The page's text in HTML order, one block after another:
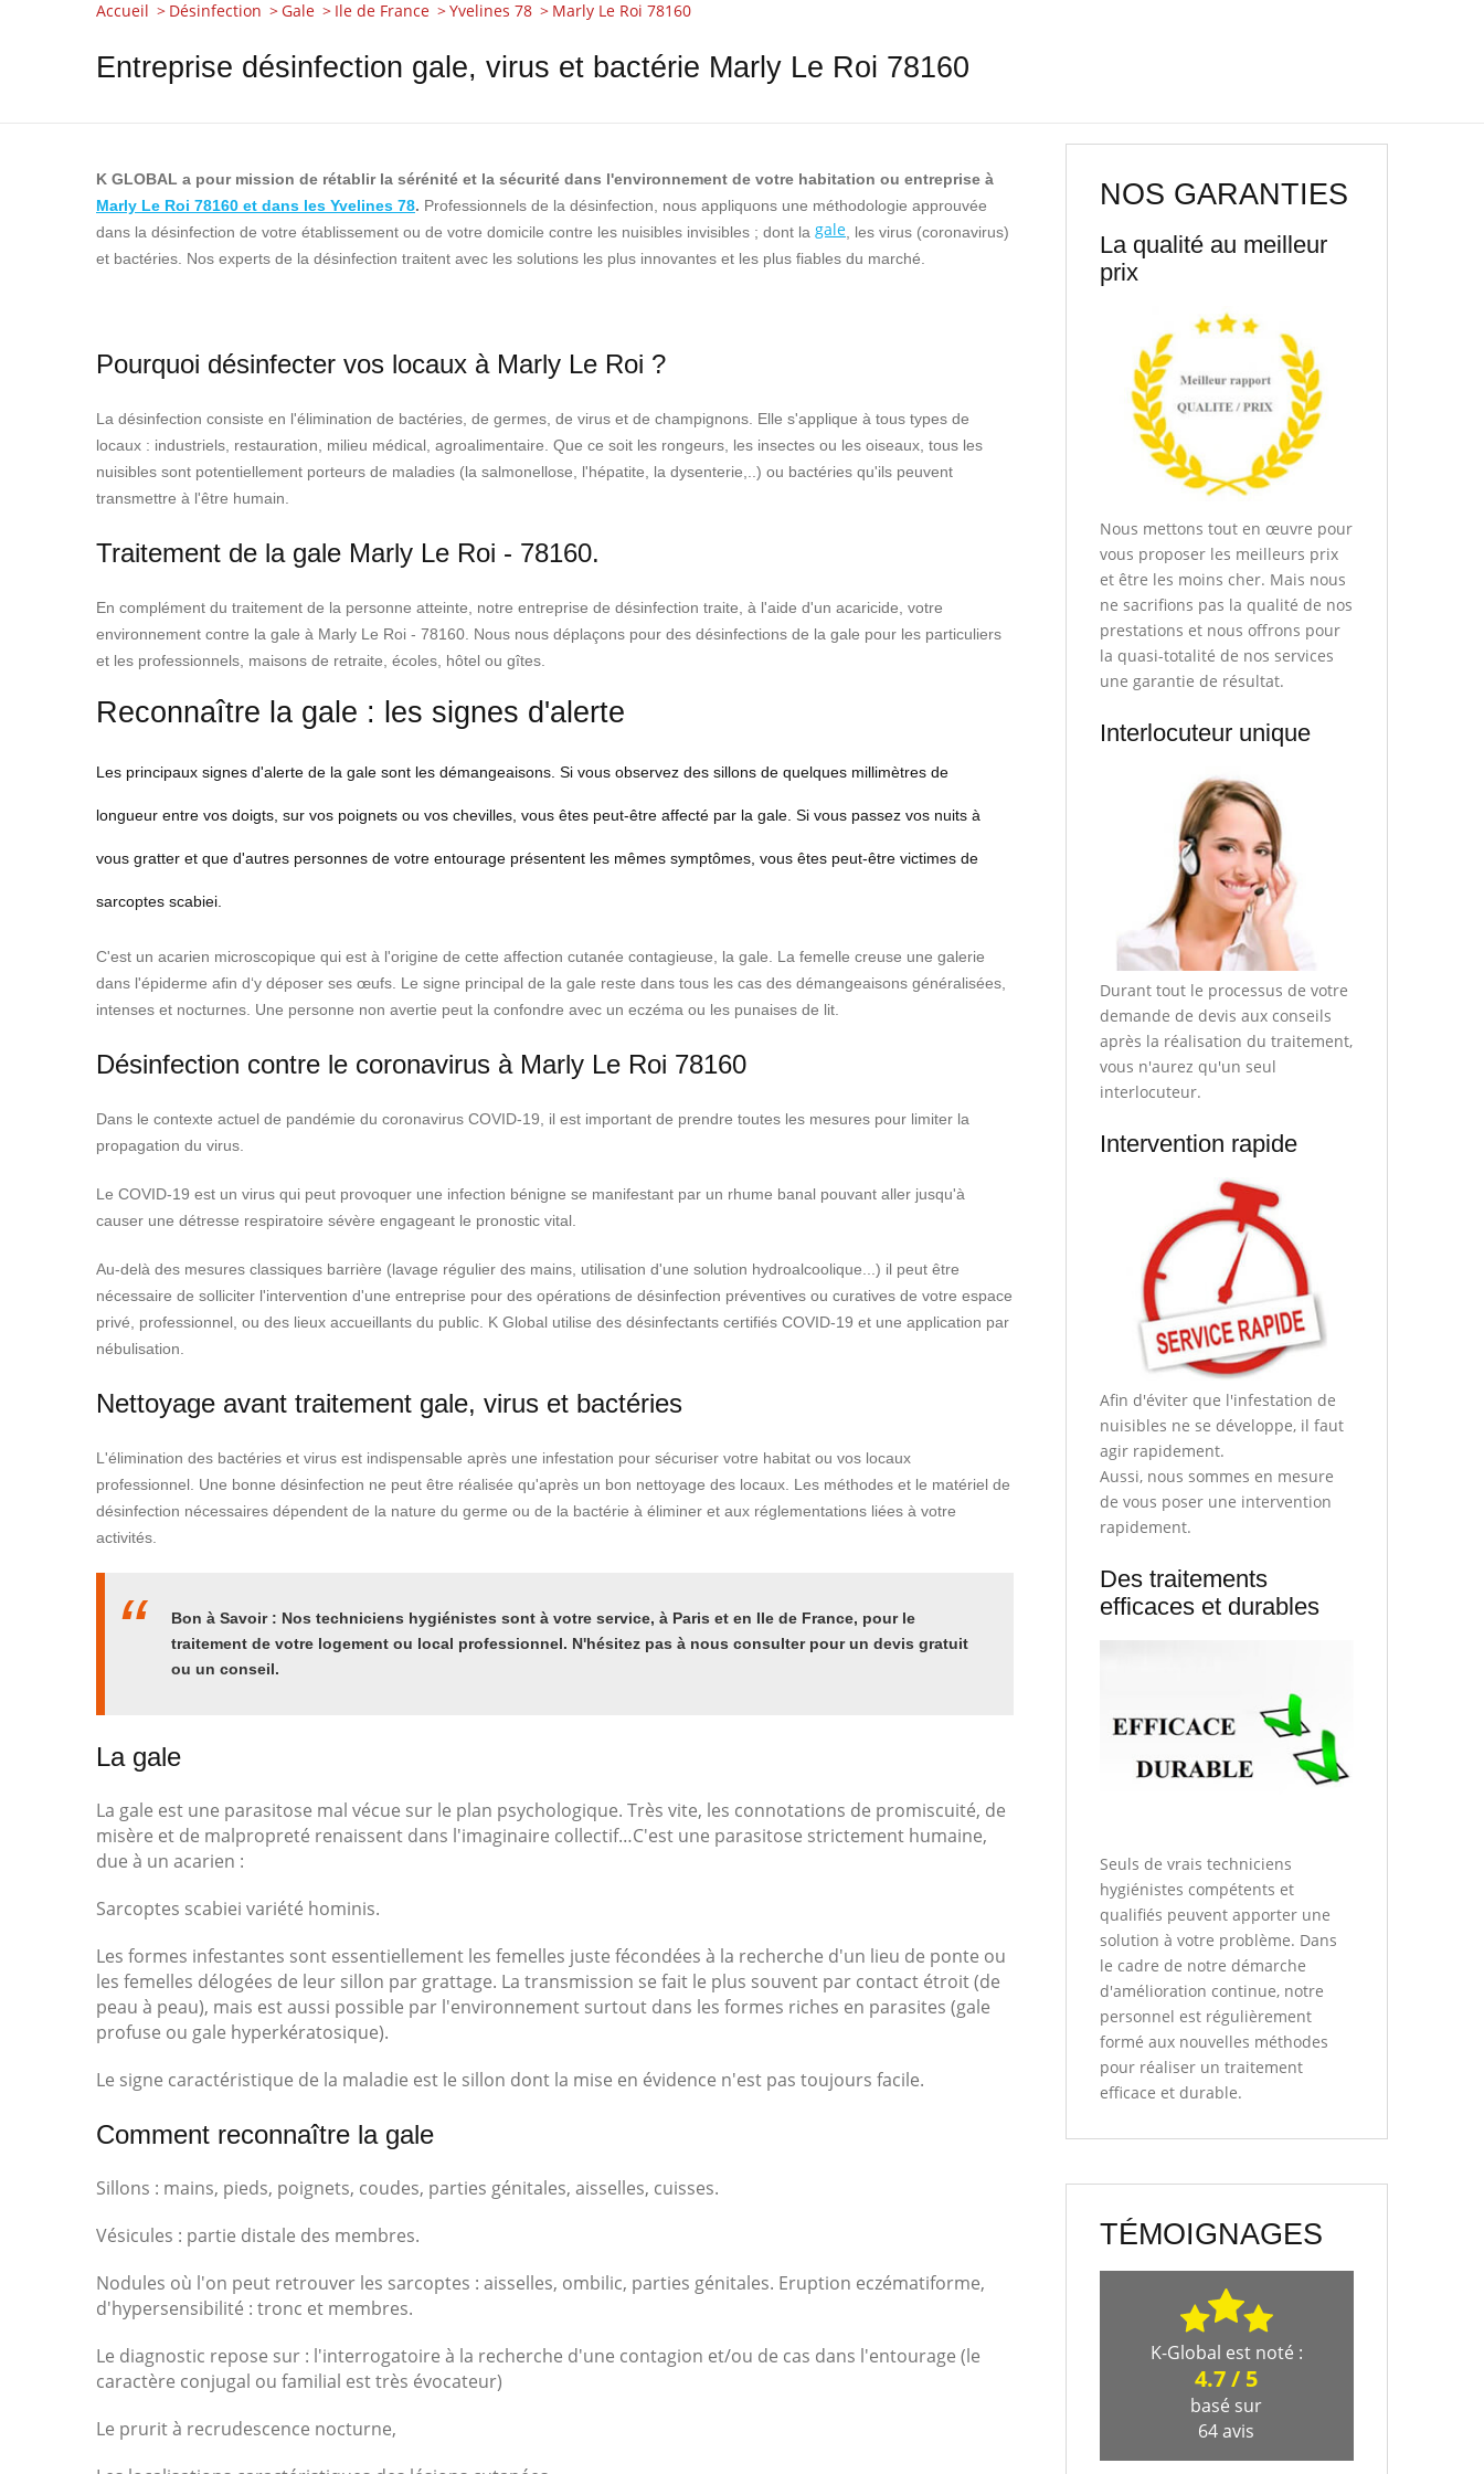
Accueil Désinfection Gale Ile de France Yvelines 78 Marly Le Roi 78160
Entreprise désinfection gale, virus et bactérie Marly Le Roi 78160
K GLOBAL a pour mission de rétablir la sérénité et la sécurité dans l'environnement de votre habitation ou entreprise à
Marly Le Roi 78160 et dans les Yvelines 78. Professionnels de la désinfection, nous appliquons une méthodologie approuvée
dans la désinfection de votre établissement ou de votre domicile contre les nuisibles invisibles ; dont la gale , les virus (coronavirus)
et bactéries. Nos experts de la désinfection traitent avec les solutions les plus innovantes et les plus fiables du marché.
Pourquoi désinfecter vos locaux à Marly Le Roi ?
La désinfection consiste en l'élimination de bactéries, de germes, de virus et de champignons. Elle s'applique à tous types de
locaux : industriels, restauration, milieu médical, agroalimentaire. Que ce soit les rongeurs, les insectes ou les oiseaux, tous les
nuisibles sont potentiellement porteurs de maladies (la salmonellose, l'hépatite, la dysenterie,..) ou bactéries qu'ils peuvent
transmettre à l'être humain.
Traitement de la gale Marly Le Roi - 78160.
En complément du traitement de la personne atteinte, notre entreprise de désinfection traite, à l'aide d'un acaricide, votre
environnement contre la gale à Marly Le Roi - 78160. Nous nous déplaçons pour des désinfections de la gale pour les particuliers
et les professionnels, maisons de retraite, écoles, hôtel ou gîtes.
Reconnaître la gale : les signes d'alerte
Les principaux signes d'alerte de la gale sont les démangeaisons. Si vous observez des sillons de quelques millimètres de
longueur entre vos doigts, sur vos poignets ou vos chevilles, vous êtes peut-être affecté par la gale. Si vous passez vos nuits à
vous gratter et que d'autres personnes de votre entourage présentent les mêmes symptômes, vous êtes peut-être victimes de
sarcoptes scabiei.
C'est un acarien microscopique qui est à l'origine de cette affection cutanée contagieuse, la gale. La femelle creuse une galerie
dans l'épiderme afin d‘y déposer ses œufs. Le signe principal de la gale reste dans tous les cas des démangeaisons généralisées,
intenses et nocturnes. Une personne non avertie peut la confondre avec un eczéma ou les punaises de lit.
Désinfection contre le coronavirus à Marly Le Roi 78160
Dans le contexte actuel de pandémie du coronavirus COVID-19, il est important de prendre toutes les mesures pour limiter la
propagation du virus.
Le COVID-19 est un virus qui peut provoquer une infection bénigne se manifestant par un rhume banal pouvant aller jusqu'à
causer une détresse respiratoire sévère engageant le pronostic vital.
Au-delà des mesures classiques barrière (lavage régulier des mains, utilisation d'une solution hydroalcoolique...) il peut être
nécessaire de solliciter l'intervention d'une entreprise pour des opérations de désinfection préventives ou curatives de votre espace
privé, professionnel, ou des lieux accueillants du public. K Global utilise des désinfectants certifiés COVID-19 et une application par
nébulisation.
Nettoyage avant traitement gale, virus et bactéries
L'élimination des bactéries et virus est indispensable après une infestation pour sécuriser votre habitat ou vos locaux
professionnel. Une bonne désinfection ne peut être réalisée qu'après un bon nettoyage des locaux. Les méthodes et le matériel de
désinfection nécessaires dépendent de la nature du germe ou de la bactérie à éliminer et aux réglementations liées à votre
activités.
Bon à Savoir : Nos techniciens hygiénistes sont à votre service, à Paris et en Ile de France, pour le
traitement de votre logement ou local professionnel. N'hésitez pas à nous consulter pour un devis gratuit
ou un conseil.
La gale
La gale est une parasitose mal vécue sur le plan psychologique. Très vite, les connotations de promiscuité, de
misère et de malpropreté renaissent dans l'imaginaire collectif…C'est une parasitose strictement humaine,
due à un acarien :
Sarcoptes scabiei variété hominis.
Les formes infestantes sont essentiellement les femelles juste fécondées à la recherche d'un lieu de ponte ou
les femelles délogées de leur sillon par grattage. La transmission se fait le plus souvent par contact étroit (de
peau à peau), mais est aussi possible par l'environnement surtout dans les formes riches en parasites (gale
profuse ou gale hyperkératosique).
Le signe caractéristique de la maladie est le sillon dont la mise en évidence n'est pas toujours facile.
Comment reconnaître la gale
Sillons : mains, pieds, poignets, coudes, parties génitales, aisselles, cuisses.
Vésicules : partie distale des membres.
Nodules où l'on peut retrouver les sarcoptes : aisselles, ombilic, parties génitales. Eruption eczématiforme,
d'hypersensibilité : tronc et membres.
Le diagnostic repose sur : l'interrogatoire à la recherche d'une contagion et/ou de cas dans l'entourage (le
caractère conjugal ou familial est très évocateur)
Le prurit à recrudescence nocturne,
NOS GARANTIES
La qualité au meilleur
prix
Nous mettons tout en œuvre pour
vous proposer les meilleurs prix
et être les moins cher. Mais nous
ne sacrifions pas la qualité de nos
prestations et nous offrons pour
la quasi-totalité de nos services
une garantie de résultat.
Interlocuteur unique
Durant tout le processus de votre
demande de devis aux conseils
après la réalisation du traitement,
vous n'aurez qu'un seul
interlocuteur.
Intervention rapide
Afin d'éviter que l'infestation de
nuisibles ne se développe, il faut
agir rapidement.
Aussi, nous sommes en mesure
de vous poser une intervention
rapidement.
Des traitements
efficaces et durables
Seuls de vrais techniciens
hygiénistes compétents et
qualifiés peuvent apporter une
solution à votre problème. Dans
le cadre de notre démarche
d'amélioration continue, notre
personnel est régulièrement
formé aux nouvelles méthodes
pour réaliser un traitement
efficace et durable.
TÉMOIGNAGES
K-Global est noté :
4.7/ 5
basé sur
64avis